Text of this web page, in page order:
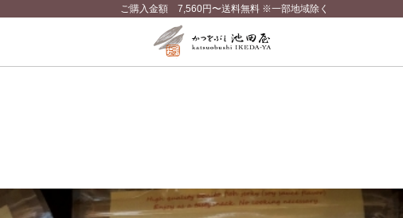
ご購入金額 7,560円〜送料無料 ※一部地域除く